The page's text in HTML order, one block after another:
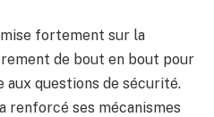
fortement sur la
de bout en bout pour
aux questions de sécurité.
renforcé ses mécanismes